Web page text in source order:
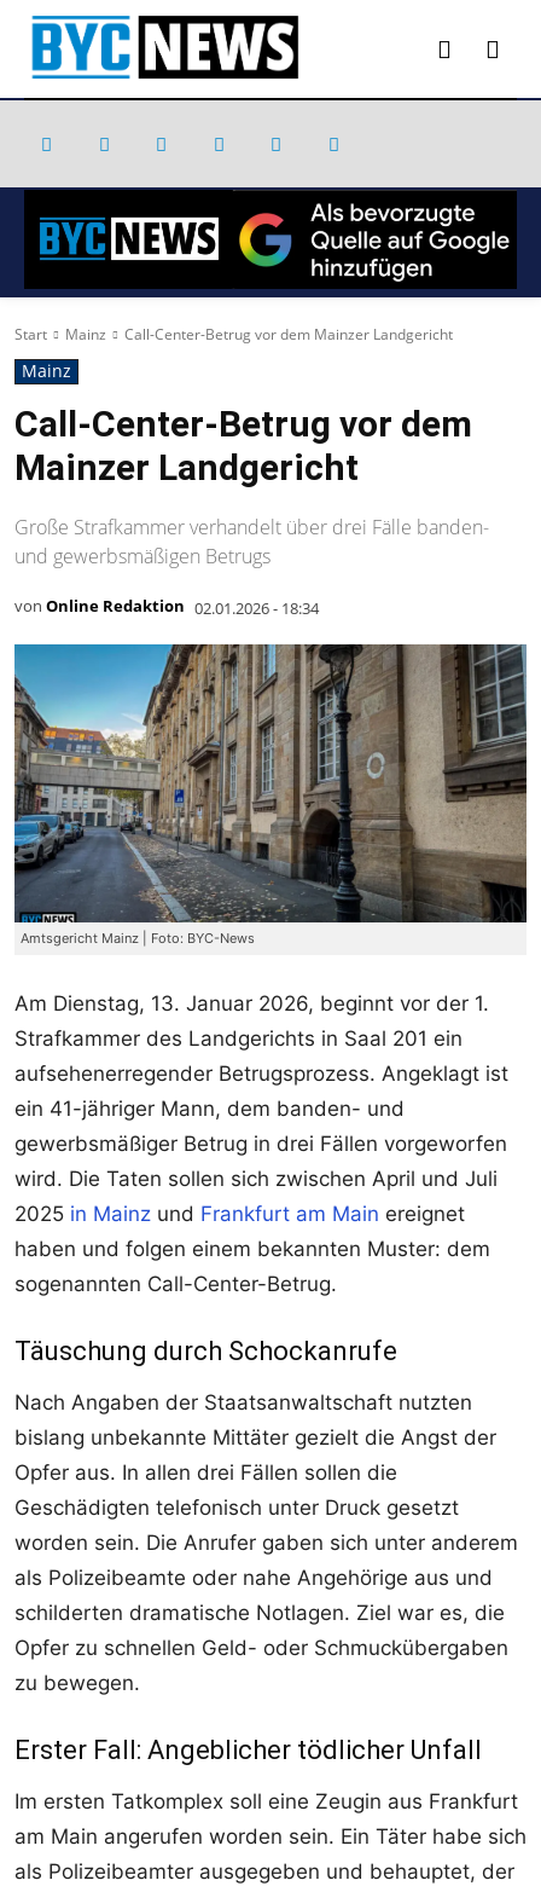
Start Mainz Call-Center-Betrug vor dem Mainzer Landgericht
Mainz
Call-Center-Betrug vor dem
Mainzer Landgericht
Große Strafkammer verhandelt über drei Fälle banden-
und gewerbsmäßigen Betrugs
von Online Redaktion 02.01.2026 - 18:34
Amtsgericht Mainz | Foto: BYC-News
Am Dienstag, 13. Januar 2026, beginnt vor der 1.
Strafkammer des Landgerichts in Saal 201 ein
aufsehenerregender Betrugsprozess. Angeklagt ist
ein 41-jähriger Mann, dem banden- und
gewerbsmäßiger Betrug in drei Fällen vorgeworfen
wird. Die Taten sollen sich zwischen April und Juli
2025 in Mainz und Frankfurt am Main ereignet
haben und folgen einem bekannten Muster: dem
sogenannten Call-Center-Betrug.
Täuschung durch Schockanrufe
Nach Angaben der Staatsanwaltschaft nutzten
bislang unbekannte Mittäter gezielt die Angst der
Opfer aus. In allen drei Fällen sollen die
Geschädigten telefonisch unter Druck gesetzt
worden sein. Die Anrufer gaben sich unter anderem
als Polizeibeamte oder nahe Angehörige aus und
schilderten dramatische Notlagen. Ziel war es, die
Opfer zu schnellen Geld- oder Schmuckübergaben
zu bewegen.
Erster Fall: Angeblicher tödlicher Unfall
Im ersten Tatkomplex soll eine Zeugin aus Frankfurt
am Main angerufen worden sein. Ein Täter habe sich
als Polizeibeamter ausgegeben und behauptet, der